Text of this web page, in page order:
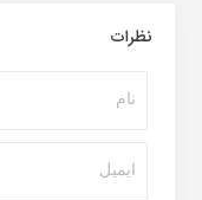
نظرات